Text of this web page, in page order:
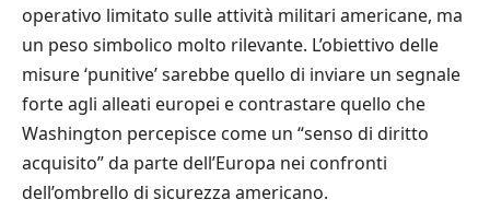
operativo limitato sulle attività militari americane, ma
un peso simbolico molto rilevante. L’obiettivo delle
misure ‘punitive’ sarebbe quello di inviare un segnale
forte agli alleati europei e contrastare quello che
Washington percepisce come un “senso di diritto
acquisito” da parte dell’Europa nei confronti
dell’ombrello di sicurezza americano.